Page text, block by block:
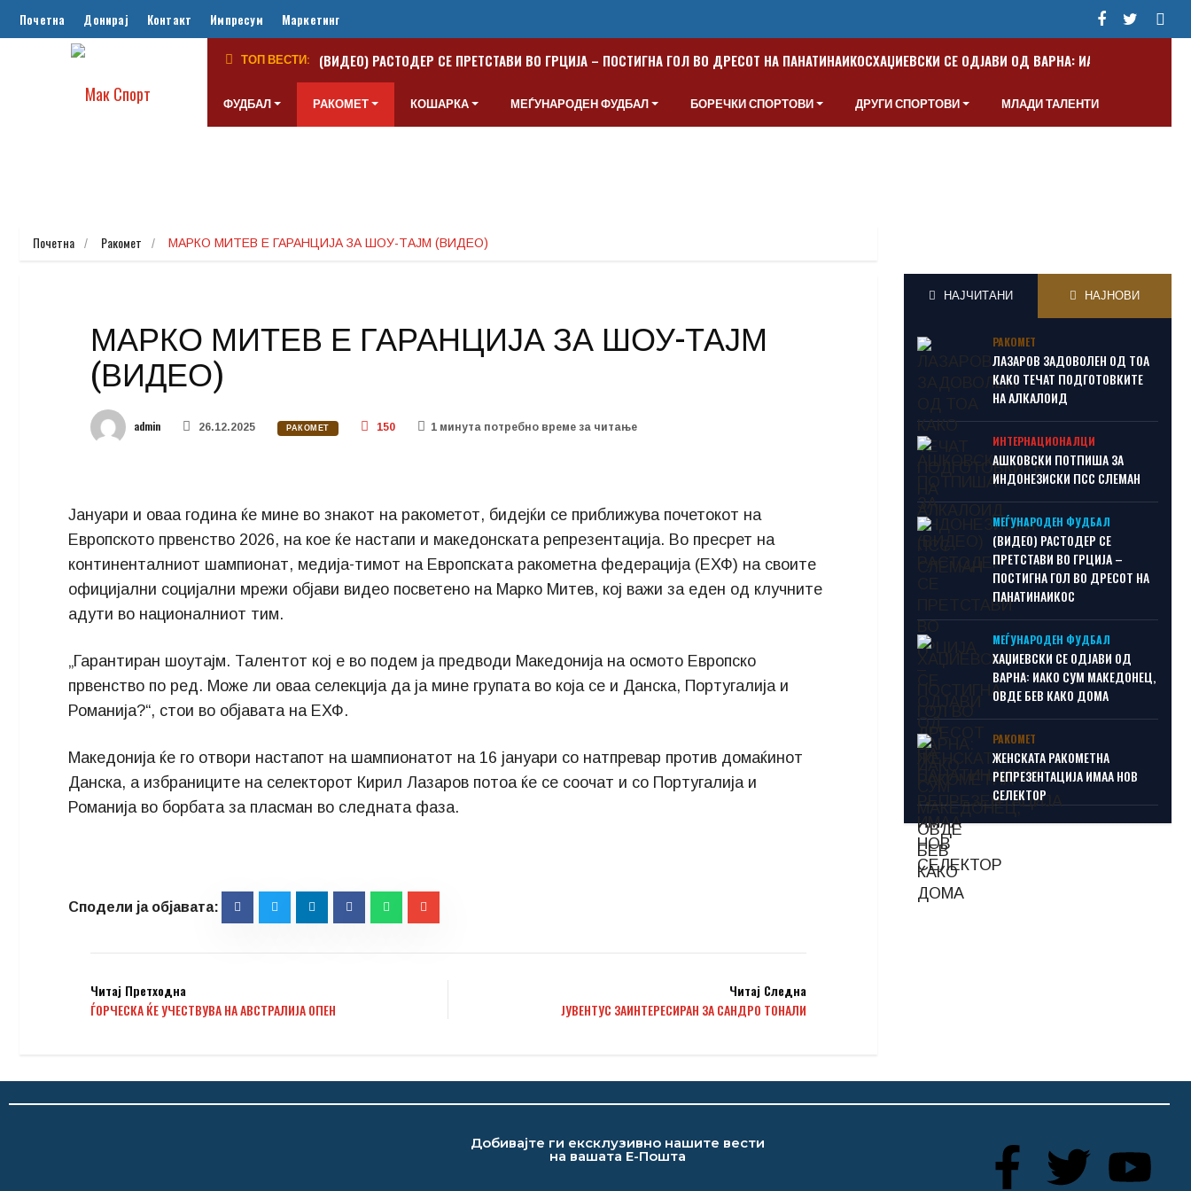
Почетна Донирај Контакт Импресум Маркетинг
ТОП ВЕСТИ: (ВИДЕО) РАСТОДЕР СЕ ПРЕТСТАВИ ВО ГРЦИЈА – ПОСТИГНА ГОЛ ВО ДРЕСОТ НА ПАНАТИНАИКОСХАЏИЕВСКИ СЕ ОДЈАВИ ОД ВАРНА: ИАКО СУМ
ФУДБАЛ РАКОМЕТ КОШАРКА МЕЃУНАРОДЕН ФУДБАЛ БОРЕЧКИ СПОРТОВИ ДРУГИ СПОРТОВИ МЛАДИ ТАЛЕНТИ
Почетна Ракомет МАРКО МИТЕВ Е ГАРАНЦИЈА ЗА ШОУ-ТАЈМ (ВИДЕО)
МАРКО МИТЕВ Е ГАРАНЦИЈА ЗА ШОУ-ТАЈМ
(ВИДЕО)
admin 26.12.2025 РАКОМЕТ 150 1 минутa потребно време за читање
Јануари и оваа година ќе мине во знакот на ракометот, бидејќи се приближува почетокот на
Европското првенство 2026, на кое ќе настапи и македонската репрезентација. Во пресрет на
континенталниот шампионат, медија-тимот на Европската ракометна федерација (ЕХФ) на своите
официјални социјални мрежи објави видео посветено на Марко Митев, кој важи за еден од клучните
адути во националниот тим.
„Гарантиран шоутајм. Талентот кој е во подем ја предводи Македонија на осмото Европско
првенство по ред. Може ли оваа селекција да ја мине групата во која се и Данска, Португалија и
Романија?“, стои во објавата на ЕХФ.
Македонија ќе го отвори настапот на шампионатот на 16 јануари со натпревар против домаќинот
Данска, а избраниците на селекторот Кирил Лазаров потоа ќе се соочат и со Португалија и
Романија во борбата за пласман во следната фаза.
Читај Претходна
ЃОРЧЕСКА ЌЕ УЧЕСТВУВА НА АВСТРАЛИЈА ОПЕН
Читај Следна
ЈУВЕНТУС ЗАИНТЕРЕСИРАН ЗА САНДРО ТОНАЛИ
НАЈЧИТАНИ НАЈНОВИ
РАКОМЕТ
ЛАЗАРОВ ЗАДОВОЛЕН ОД ТОА
КАКО ТЕЧАТ ПОДГОТОВКИТЕ
НА АЛКАЛОИД
ИНТЕРНАЦИОНАЛЦИ
АШКОВСКИ ПОТПИША ЗА
ИНДОНЕЗИСКИ ПСС СЛЕМАН
МЕЃУНАРОДЕН ФУДБАЛ
(ВИДЕО) РАСТОДЕР СЕ
ПРЕТСТАВИ ВО ГРЦИЈА –
ПОСТИГНА ГОЛ ВО ДРЕСОТ НА
ПАНАТИНАИКОС
МЕЃУНАРОДЕН ФУДБАЛ
ХАЏИЕВСКИ СЕ ОДЈАВИ ОД
ВАРНА: ИАКО СУМ МАКЕДОНЕЦ,
ОВДЕ БЕВ КАКО ДОМА
РАКОМЕТ
ЖЕНСКАТА РАКОМЕТНА
РЕПРЕЗЕНТАЦИЈА ИМАА НОВ
СЕЛЕКТОР
Добивајте ги ексклузивно нашите вести
на вашата Е-Пошта